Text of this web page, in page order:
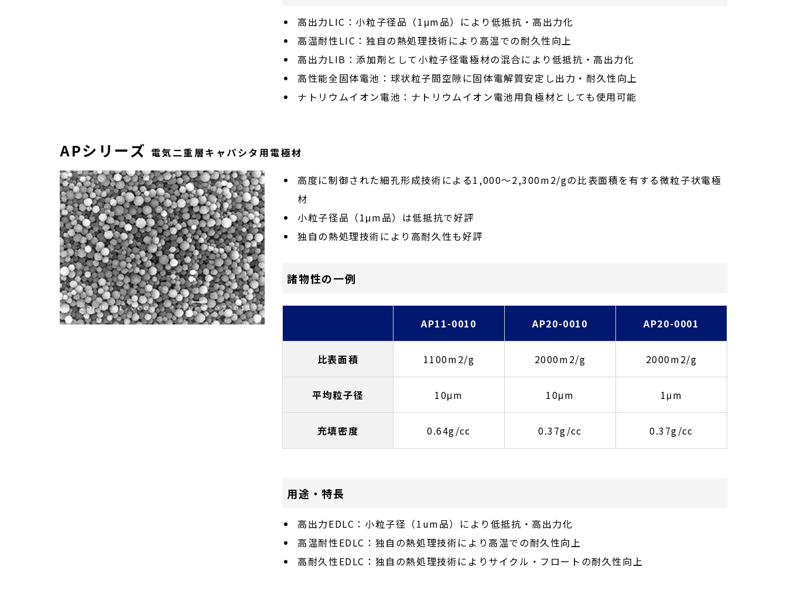
高出力LIC：小粒子径品（1μm品）により低抵抗・高出力化
高温耐性LIC：独自の熱処理技術により高温での耐久性向上
高出力LIB：添加剤として小粒子径電極材の混合により低抵抗・高出力化
高性能全固体電池：球状粒子間空隙に固体電解質安定し出力・耐久性向上
ナトリウムイオン電池：ナトリウムイオン電池用負極材としても使用可能
APシリーズ 電気二重層キャパシタ用電極材
高度に制御された細孔形成技術による1,000～2,300m2/gの比表面積を有する微粒子状電極
材
小粒子径品（1μm品）は低抵抗で好評
独自の熱処理技術により高耐久性も好評
諸物性の一例
AP11-0010 AP20-0010 AP20-0001
比表面積 1100m2/g 2000m2/g 2000m2/g
平均粒子径 10μm 10μm 1μm
充填密度 0.64g/cc 0.37g/cc 0.37g/cc
用途・特長
高出力EDLC：小粒子径（1um品）により低抵抗・高出力化
高温耐性EDLC：独自の熱処理技術により高温での耐久性向上
高耐久性EDLC：独自の熱処理技術によりサイクル・フロートの耐久性向上